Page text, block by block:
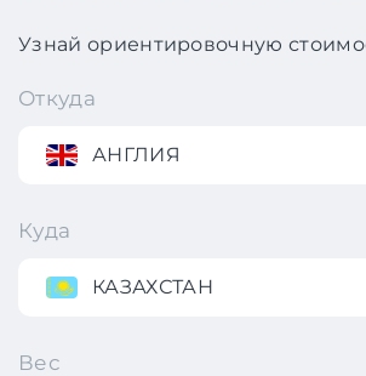
Узнай ориентировочную
Откуда
АНГЛИЯ
Куда
КАЗАХСТАН
Вес